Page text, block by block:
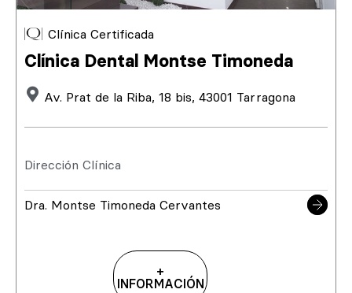
Clínica Certificada
Clínica Dental Montse Timoneda
Av. Prat de la Riba, 18 bis, 43001 Tarragona
Dirección Clínica
Dra. Montse Timoneda Cervantes
+
INFORMACIÓN